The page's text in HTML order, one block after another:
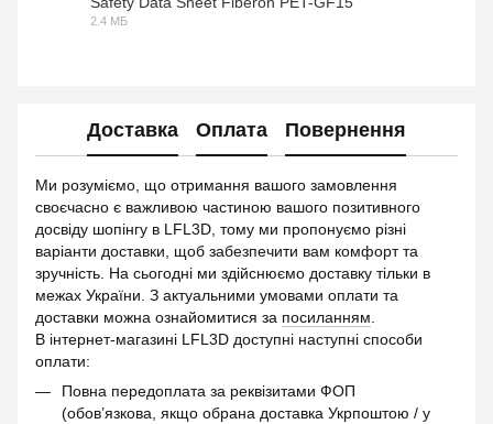
2.4 МБ
Доставка Оплата Повернення
Ми розуміємо, що отримання вашого замовлення
своєчасно є важливою частиною вашого позитивного
досвіду шопінгу в LFL3D, тому ми пропонуємо різні
варіанти доставки, щоб забезпечити вам комфорт та
зручність. На сьогодні ми здійснюємо доставку тільки в
межах України. З актуальними умовами оплати та
доставки можна ознайомитися за посиланням.
В інтернет-магазині LFL3D доступні наступні способи
оплати:
Повна передоплата за реквізитами ФОП
(обов’язкова, якщо обрана доставка Укрпоштою / у